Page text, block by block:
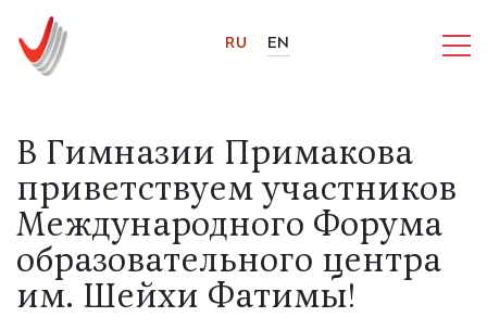
RU EN
В Гимназии Примакова
приветствуем участников
Международного Форума
образовательного центра
им. Шейхи Фатимы!